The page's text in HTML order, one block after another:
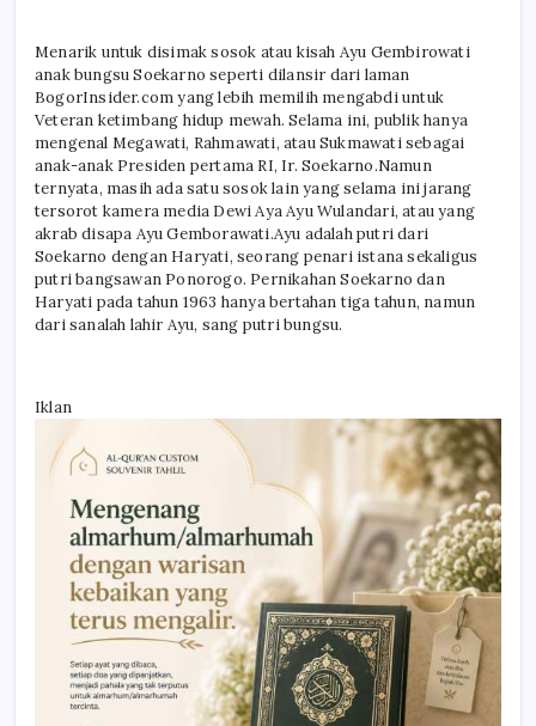
Menarik untuk disimak sosok atau kisah Ayu Gembirowati
anak bungsu Soekarno seperti dilansir dari laman
BogorInsider.com yang lebih memilih mengabdi untuk
Veteran ketimbang hidup mewah. Selama ini, publik hanya
mengenal Megawati, Rahmawati, atau Sukmawati sebagai
anak-anak Presiden pertama RI, Ir. Soekarno.Namun
ternyata, masih ada satu sosok lain yang selama ini jarang
tersorot kamera media Dewi Aya Ayu Wulandari, atau yang
akrab disapa Ayu Gemborawati.Ayu adalah putri dari
Soekarno dengan Haryati, seorang penari istana sekaligus
putri bangsawan Ponorogo. Pernikahan Soekarno dan
Haryati pada tahun 1963 hanya bertahan tiga tahun, namun
dari sanalah lahir Ayu, sang putri bungsu.
Iklan